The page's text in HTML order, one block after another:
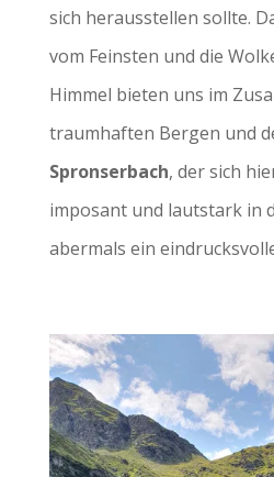
sich herausstellen sollte.
vom Feinsten und die
Himmel bieten uns im
traumhaften Bergen und
Spronserbach, der sich
imposant und lautstark in
abermals ein